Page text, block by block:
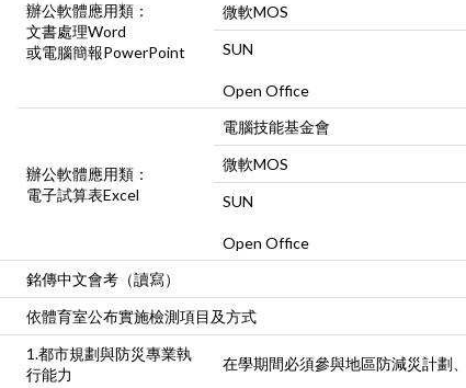
辦公軟體應用類：
文書處理Word
或電腦簡報PowerPoint
微軟MOS
SUN
Open Office
辦公軟體應用類：
電子試算表Excel
電腦技能基金會
微軟MOS
SUN
Open Office
銘傳中文會考（讀寫）
依體育室公布實施檢測項目及方式
1.都市規劃與防災專業執
行能力
在學期間必須參與地區防減災計劃